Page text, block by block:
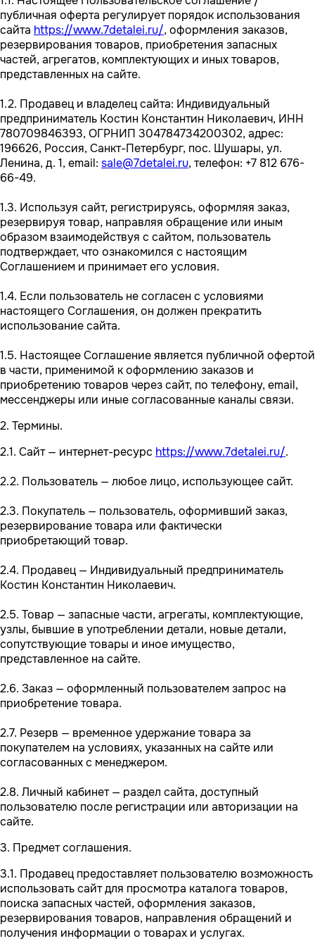
публичная оферта регулирует порядок использования
сайта https://www.7detalei.ru/, оформления заказов,
резервирования товаров, приобретения запасных
частей, агрегатов, комплектующих и иных товаров,
представленных на сайте.
1.2. Продавец и владелец сайта: Индивидуальный
предприниматель Костин Константин Николаевич, ИНН
780709846393, ОГРНИП 304784734200302, адрес:
196626, Россия, Санкт-Петербург, пос. Шушары, ул.
Ленина, д. 1, email: sale@7detalei.ru, телефон: +7 812 676-
66-49.
1.3. Используя сайт, регистрируясь, оформляя заказ,
резервируя товар, направляя обращение или иным
образом взаимодействуя с сайтом, пользователь
подтверждает, что ознакомился с настоящим
Соглашением и принимает его условия.
1.4. Если пользователь не согласен с условиями
настоящего Соглашения, он должен прекратить
использование сайта.
1.5. Настоящее Соглашение является публичной офертой
в части, применимой к оформлению заказов и
приобретению товаров через сайт, по телефону, email,
мессенджеры или иные согласованные каналы связи.
2. Термины.
2.1. Сайт — интернет-ресурс https://www.7detalei.ru/.
2.2. Пользователь — любое лицо, использующее сайт.
2.3. Покупатель — пользователь, оформивший заказ,
резервирование товара или фактически
приобретающий товар.
2.4. Продавец — Индивидуальный предприниматель
Костин Константин Николаевич.
2.5. Товар — запасные части, агрегаты, комплектующие,
узлы, бывшие в употреблении детали, новые детали,
сопутствующие товары и иное имущество,
представленное на сайте.
2.6. Заказ — оформленный пользователем запрос на
приобретение товара.
2.7. Резерв — временное удержание товара за
покупателем на условиях, указанных на сайте или
согласованных с менеджером.
2.8. Личный кабинет — раздел сайта, доступный
пользователю после регистрации или авторизации на
сайте.
3. Предмет соглашения.
3.1. Продавец предоставляет пользователю возможность
использовать сайт для просмотра каталога товаров,
поиска запасных частей, оформления заказов,
резервирования товаров, направления обращений и
получения информации о товарах и услугах.